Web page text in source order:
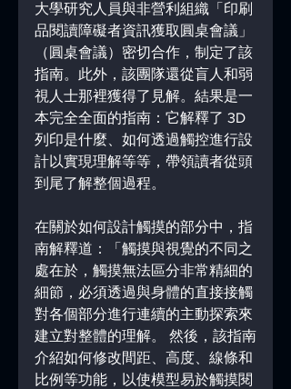
大學研究人員與非營利組織「印刷
品閱讀障礙者資訊獲取圓桌會議」
（圓桌會議）密切合作，制定了該
指南。此外，該團隊還從盲人和弱
視人士那裡獲得了見解。結果是一
本完全全面的指南：它解釋了 3D
列印是什麼、如何透過觸控進行設
計以實現理解等等，帶領讀者從頭
到尾了解整個過程。
在關於如何設計觸摸的部分中，指
南解釋道：「觸摸與視覺的不同之
處在於，觸摸無法區分非常精細的
細節，必須透過與身體的直接接觸
對各個部分進行連續的主動探索來
建立對整體的理解。 然後，該指南
介紹如何修改間距、高度、線條和
比例等功能，以使模型易於觸摸閱